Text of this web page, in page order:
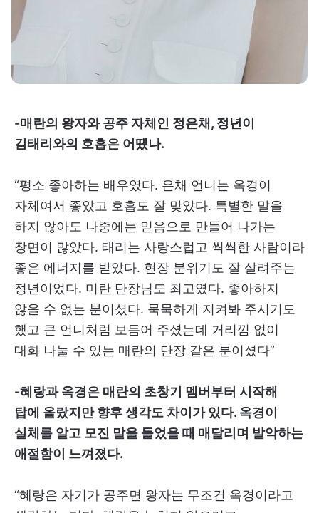
-매란의 왕자와 공주 자체인 정은채, 정년이
김태리와의 호흡은 어땠나.
“평소 좋아하는 배우였다. 은채 언니는 옥경이
자체여서 좋았고 호흡도 잘 맞았다. 특별한 말을
하지 않아도 나중에는 믿음으로 만들어 나가는
장면이 많았다. 태리는 사랑스럽고 씩씩한 사람이라
좋은 에너지를 받았다. 현장 분위기도 잘 살려주는
정년이었다. 미란 단장님도 최고였다. 좋아하지
않을 수 없는 분이셨다. 묵묵하게 지켜봐 주시기도
했고 큰 언니처럼 보듬어 주셨는데 거리낌 없이
대화 나눌 수 있는 매란의 단장 같은 분이셨다”
-혜랑과 옥경은 매란의 초창기 멤버부터 시작해
탑에 올랐지만 향후 생각도 차이가 있다. 옥경이
실체를 알고 모진 말을 들었을 때 매달리며 발악하는
애절함이 느껴졌다.
“혜랑은 자기가 공주면 왕자는 무조건 옥경이라고